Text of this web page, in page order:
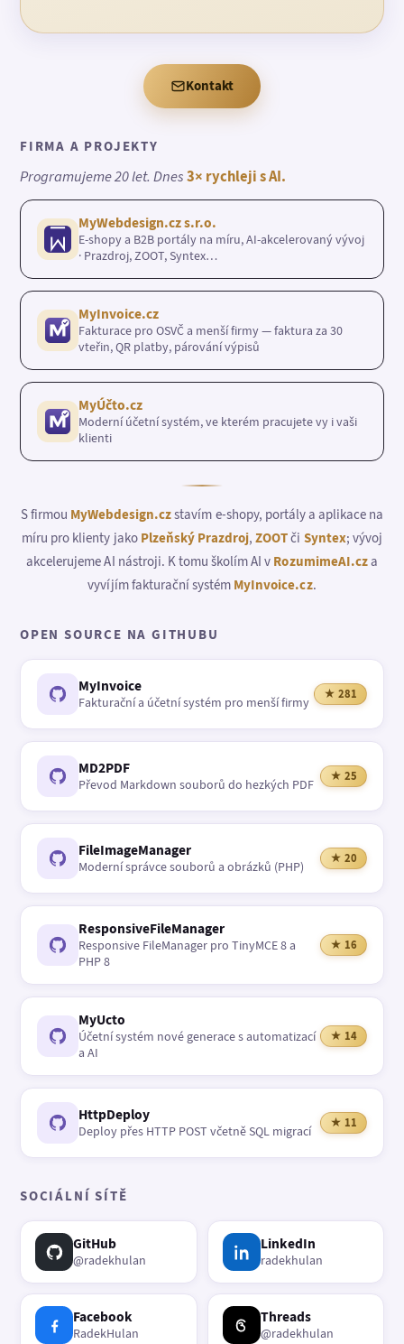
Kontakt
FIRMA A PROJEKTY
Programujeme 20 let. Dnes3× rychleji s AI.
MyWebdesign.cz s.r.o.
E-shopy a B2B portály na míru, AI-akcelerovaný vývoj
· Prazdroj, ZOOT, Syntex…
MyInvoice.cz
Fakturace pro OSVČ a menší firmy — faktura za 30
vteřin, QR platby, párování výpisů
MyÚčto.cz
Moderní účetní systém, ve kterém pracujete vy i vaši
klienti
S firmou MyWebdesign.czstavím e-shopy, portály a aplikace na
míru pro klienty jako Plzeňský Prazdroj,ZOOTči Syntex; vývoj
akcelerujeme AI nástroji. K tomu školím AI v RozumimeAI.cza
vyvíjím fakturační systém MyInvoice.cz.
OPEN SOURCE NA GITHUBU
MyInvoice
Fakturační a účetní systém pro menší firmy
★ 281
MD2PDF
Převod Markdown souborů do hezkých PDF
★ 25
FileImageManager
Moderní správce souborů a obrázků (PHP)
★ 20
ResponsiveFileManager
Responsive FileManager pro TinyMCE 8 a
PHP 8
★ 16
MyUcto
Účetní systém nové generace s automatizací
a AI
★ 14
HttpDeploy
Deploy přes HTTP POST včetně SQL migrací
★ 11
SOCIÁLNÍ SÍTĚ
GitHub
@radekhulan
LinkedIn
radekhulan
Facebook
RadekHulan
Threads
@radekhulan